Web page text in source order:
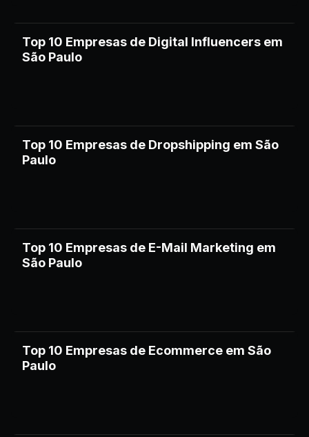
Top 10 Empresas de Digital Influencers em
São Paulo
Top 10 Empresas de Dropshipping em São
Paulo
Top 10 Empresas de E-Mail Marketing em
São Paulo
Top 10 Empresas de Ecommerce em São
Paulo